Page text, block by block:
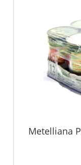
Metelliana